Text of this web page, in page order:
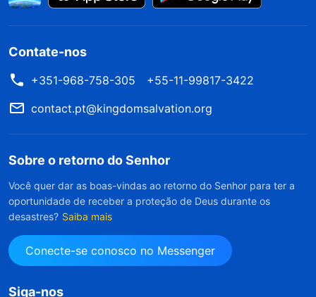
Contate-nos
+351-968-758-305
+55-11-99817-3422
contact.pt@kingdomsalvation.org
Sobre o retorno do Senhor
Você quer dar as boas-vindas ao retorno do Senhor para ter a
oportunidade de receber a proteção de Deus durante os
desastres? Saiba mais
Conecte-se conosco no Messenger
Siga-nos